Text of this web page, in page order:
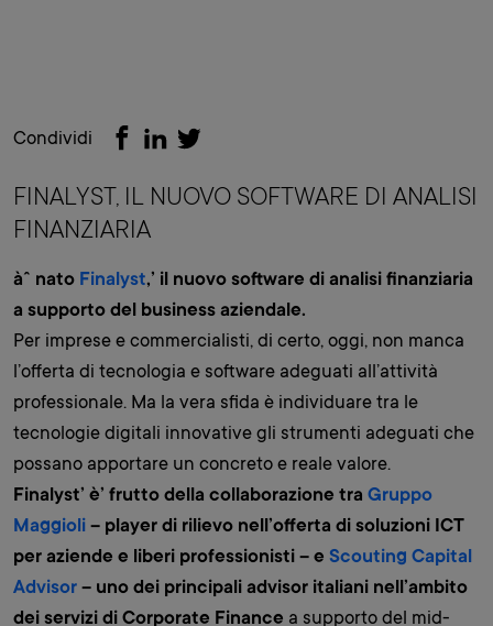
Condividi
FINALYST, IL NUOVO SOFTWARE DI ANALISI
FINANZIARIA
àˆ nato Finalyst,’ il nuovo software di analisi finanziaria
a supporto del business aziendale.
Per imprese e commercialisti, di certo, oggi, non manca
l’offerta di tecnologia e software adeguati all’attività
professionale. Ma la vera sfida è individuare tra le
tecnologie digitali innovative gli strumenti adeguati che
possano apportare un concreto e reale valore.
Finalyst’ è’ frutto della collaborazione tra Gruppo
Maggioli – player di rilievo nell’offerta di soluzioni ICT
per aziende e liberi professionisti – e Scouting Capital
Advisor – uno dei principali advisor italiani nell’ambito
dei servizi di Corporate Finance a supporto del mid-